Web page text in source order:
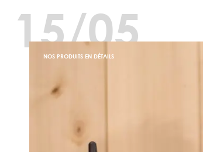
15/05
NOS PRODUITS EN DÉTAILS